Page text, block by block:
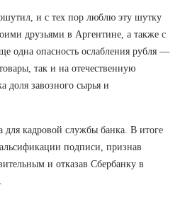
и с тех пор люблю эту шутку
друзьями в Аргентине, а также с
одна опасность ослабления рубля —
так и на отечественную
доля завозного сырья и
кадровой службы банка. В итоге
подписи, признав
и отказав Сбербанку в